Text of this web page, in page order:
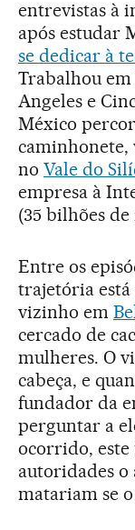
entrevistas à
após estudar
se dedicar à
Trabalhou
Angeles e
México
caminhonete,
no Vale do
empresa à
(35 bilhões de
Entre os
trajetória está
vizinho em
cercado de
mulheres. O
cabeça, e
fundador da
perguntar a
ocorrido, este
autoridades o
matariam se